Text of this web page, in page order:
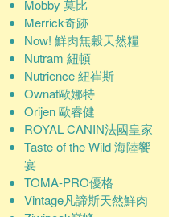
Mobby 莫比
Merrick奇跡
Now! 鮮肉無穀天然糧
Nutram 紐頓
Nutrience 紐崔斯
Ownat歐娜特
Orijen 歐睿健
ROYAL CANIN法國皇家
Taste of the Wild 海陸饗
宴
TOMA-PRO優格
Vintage凡諦斯天然鮮肉